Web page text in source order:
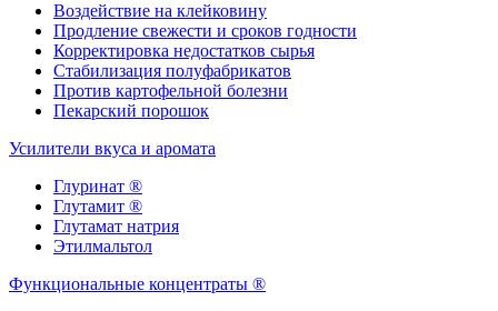
Воздействие на клейковину
Продление свежести и сроков годности
Корректировка недостатков сырья
Стабилизация полуфабрикатов
Против картофельной болезни
Пекарский порошок
Усилители вкуса и аромата
Глуринат ®
Глутамит ®
Глутамат натрия
Этилмальтол
Функциональные концентраты ®